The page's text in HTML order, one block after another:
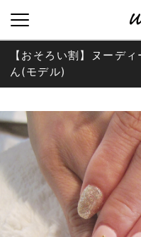
【おそろい割】ヌーデ
ん(モデル)